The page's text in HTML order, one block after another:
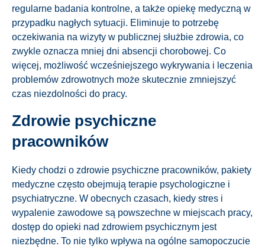
regularne badania kontrolne, a także opiekę medyczną w
przypadku nagłych sytuacji. Eliminuje to potrzebę
oczekiwania na wizyty w publicznej służbie zdrowia, co
zwykle oznacza mniej dni absencji chorobowej. Co
więcej, możliwość wcześniejszego wykrywania i leczenia
problemów zdrowotnych może skutecznie zmniejszyć
czas niezdolności do pracy.
Zdrowie psychiczne
pracowników
Kiedy chodzi o zdrowie psychiczne pracowników, pakiety
medyczne często obejmują terapie psychologiczne i
psychiatryczne. W obecnych czasach, kiedy stres i
wypalenie zawodowe są powszechne w miejscach pracy,
dostęp do opieki nad zdrowiem psychicznym jest
niezbędne. To nie tylko wpływa na ogólne samopoczucie